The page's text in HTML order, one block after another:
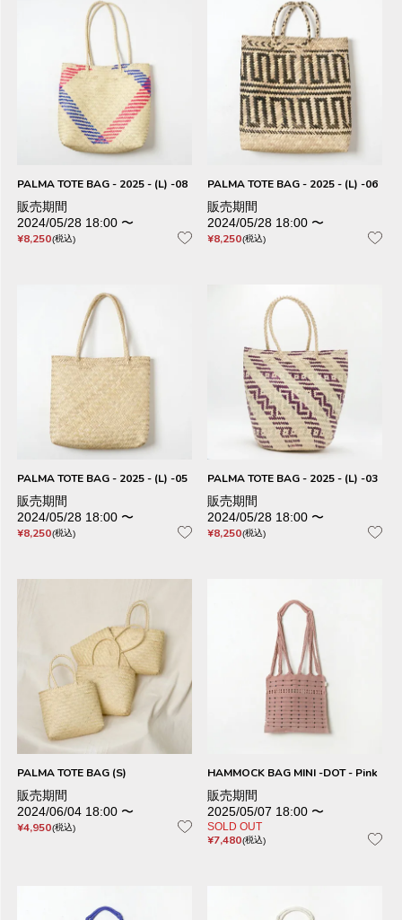
PALMA TOTE BAG - 2025 - (L) -08
販売期間
2024/05/28 18:00 〜
¥8,250 税込
PALMA TOTE BAG - 2025 - (L) -06
販売期間
2024/05/28 18:00 〜
¥8,250 税込
PALMA TOTE BAG - 2025 - (L) -05
販売期間
2024/05/28 18:00 〜
¥8,250 税込
PALMA TOTE BAG - 2025 - (L) -03
販売期間
2024/05/28 18:00 〜
¥8,250 税込
PALMA TOTE BAG (S)
販売期間
2024/06/04 18:00 〜
¥4,950 税込
HAMMOCK BAG MINI -DOT - Pink
販売期間
2025/05/07 18:00 〜
SOLD OUT
¥7,480 税込